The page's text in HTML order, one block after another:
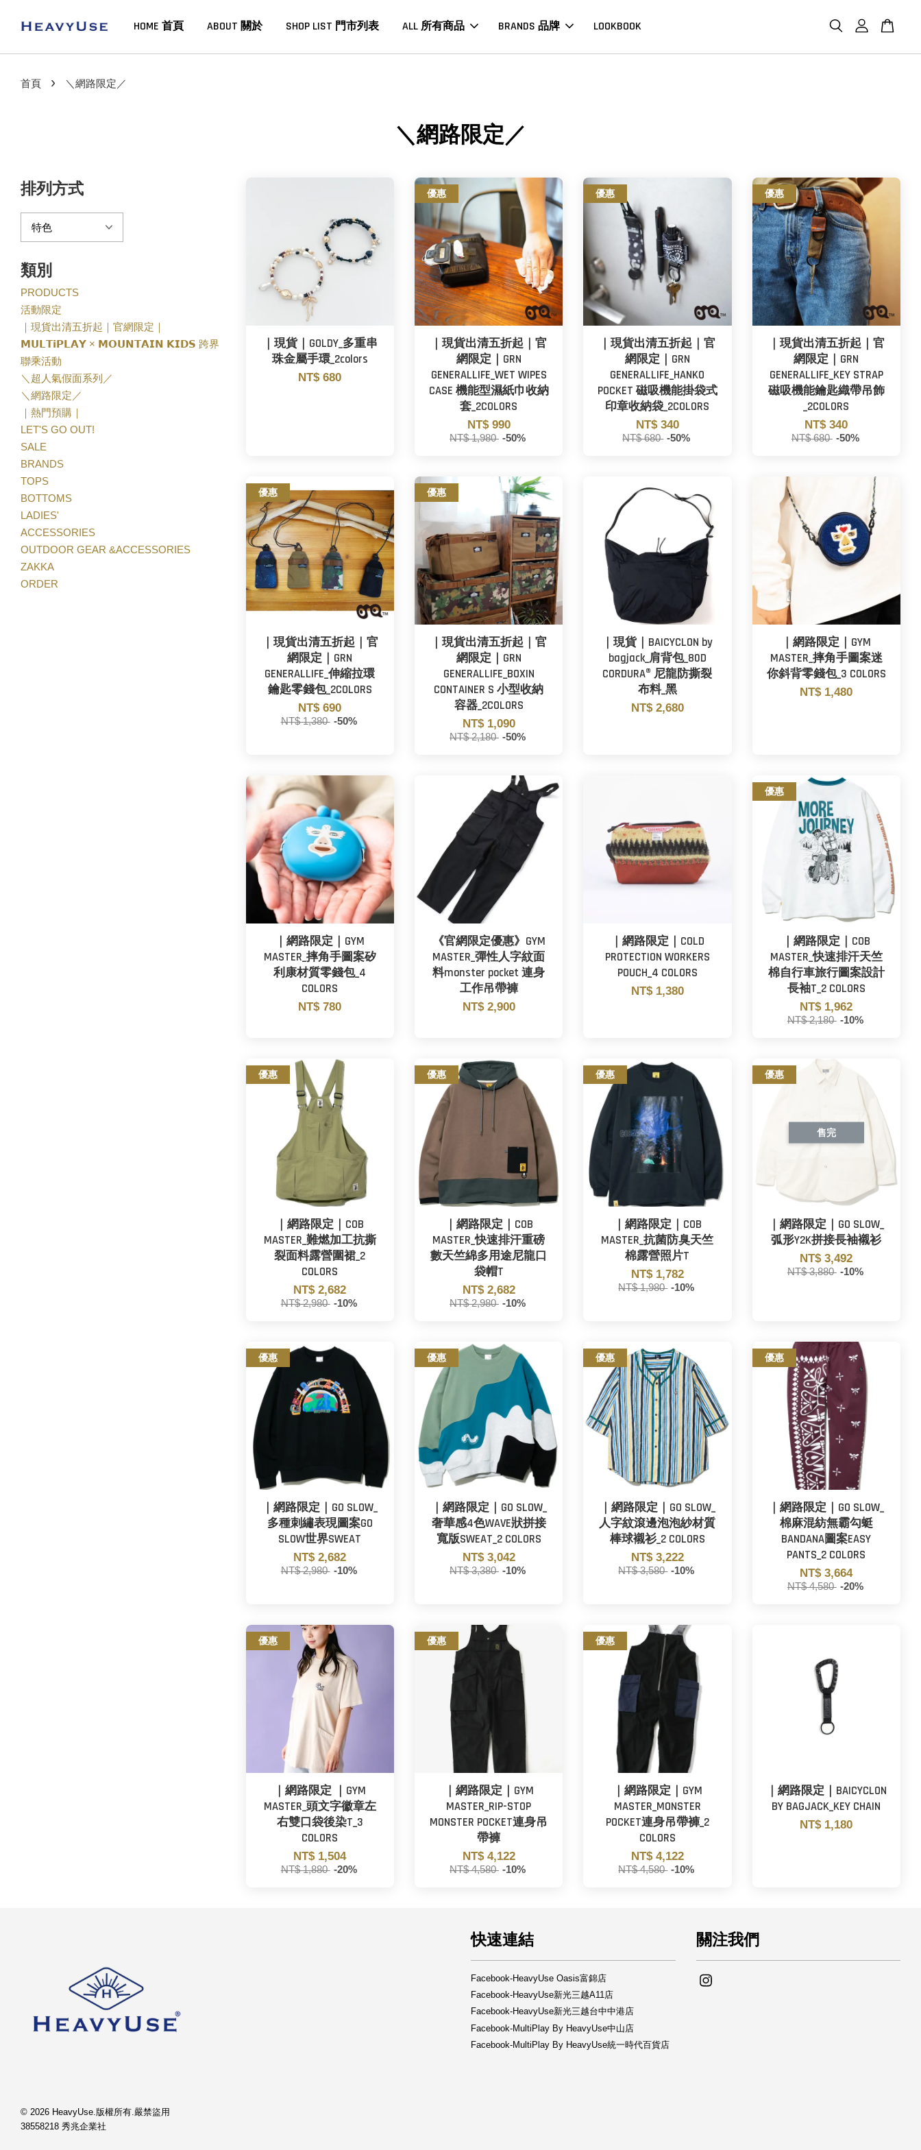
HOME 首頁 ABOUT 關於 SHOP LIST 門市列表 ALL 所有商品 BRANDS 品牌 LOOKBOOK
首頁 › ＼網路限定／
＼網路限定／
排列方式
類別
PRODUCTS
活動限定
｜現貨出清五折起｜官網限定｜
𝗠𝗨𝗟𝗧𝗶𝗣𝗟𝗔𝗬 × 𝗠𝗢𝗨𝗡𝗧𝗔𝗜𝗡 𝗞𝗜𝗗𝗦 跨界
聯乘活動
＼超人氣假面系列／
＼網路限定／
｜熱門預購｜
LET'S GO OUT!
SALE
BRANDS
TOPS
BOTTOMS
LADIES'
ACCESSORIES
OUTDOOR GEAR &ACCESSORIES
ZAKKA
ORDER
｜現貨｜GOLDY_多重串
珠金屬手環_2colors
NT$ 680
優惠
｜現貨出清五折起｜官
網限定｜GRN
GENERALLIFE_WET WIPES
CASE 機能型濕紙巾收納
套_2COLORS
NT$ 990
NT$ 1,980 -50%
優惠
｜現貨出清五折起｜官
網限定｜GRN
GENERALLIFE_HANKO
POCKET 磁吸機能掛袋式
印章收納袋_2COLORS
NT$ 340
NT$ 680 -50%
優惠
｜現貨出清五折起｜官
網限定｜GRN
GENERALLIFE_KEY STRAP
磁吸機能鑰匙織帶吊飾
_2COLORS
NT$ 340
NT$ 680 -50%
優惠
｜現貨出清五折起｜官
網限定｜GRN
GENERALLIFE_伸縮拉環
鑰匙零錢包_2COLORS
NT$ 690
NT$ 1,380 -50%
優惠
｜現貨出清五折起｜官
網限定｜GRN
GENERALLIFE_BOXIN
CONTAINER S 小型收納
容器_2COLORS
NT$ 1,090
NT$ 2,180 -50%
｜現貨｜BAICYCLON by
bagjack_肩背包_80D
CORDURA® 尼龍防撕裂
布料_黑
NT$ 2,680
｜網路限定｜GYM
MASTER_摔角手圖案迷
你斜背零錢包_3 COLORS
NT$ 1,480
｜網路限定｜GYM
MASTER_摔角手圖案矽
利康材質零錢包_4
COLORS
NT$ 780
《官網限定優惠》GYM
MASTER_彈性人字紋面
料monster pocket 連身
工作吊帶褲
NT$ 2,900
｜網路限定｜COLD
PROTECTION WORKERS
POUCH_4 COLORS
NT$ 1,380
優惠
｜網路限定｜COB
MASTER_快速排汗天竺
棉自行車旅行圖案設計
長袖T_2 COLORS
NT$ 1,962
NT$ 2,180 -10%
優惠
｜網路限定｜COB
MASTER_難燃加工抗撕
裂面料露營圍裙_2
COLORS
NT$ 2,682
NT$ 2,980 -10%
優惠
｜網路限定｜COB
MASTER_快速排汗重磅
數天竺綿多用途尼龍口
袋帽T
NT$ 2,682
NT$ 2,980 -10%
優惠
｜網路限定｜COB
MASTER_抗菌防臭天竺
棉露營照片T
NT$ 1,782
NT$ 1,980 -10%
優惠
售完
｜網路限定｜GO SLOW_
弧形Y2K拼接長袖襯衫
NT$ 3,492
NT$ 3,880 -10%
優惠
｜網路限定｜GO SLOW_
多種刺繡表現圖案GO
SLOW世界SWEAT
NT$ 2,682
NT$ 2,980 -10%
優惠
｜網路限定｜GO SLOW_
奢華感4色WAVE狀拼接
寬版SWEAT_2 COLORS
NT$ 3,042
NT$ 3,380 -10%
優惠
｜網路限定｜GO SLOW_
人字紋滾邊泡泡紗材質
棒球襯衫_2 COLORS
NT$ 3,222
NT$ 3,580 -10%
優惠
｜網路限定｜GO SLOW_
棉麻混紡無霸勾蜓
BANDANA圖案EASY
PANTS_2 COLORS
NT$ 3,664
NT$ 4,580 -20%
優惠
｜網路限定 ｜GYM
MASTER_頭文字徽章左
右雙口袋後染T_3
COLORS
NT$ 1,504
NT$ 1,880 -20%
優惠
｜網路限定｜GYM
MASTER_RIP-STOP
MONSTER POCKET連身吊
帶褲
NT$ 4,122
NT$ 4,580 -10%
優惠
｜網路限定｜GYM
MASTER_MONSTER
POCKET連身吊帶褲_2
COLORS
NT$ 4,122
NT$ 4,580 -10%
｜網路限定｜BAICYCLON
BY BAGJACK_KEY CHAIN
NT$ 1,180
© 2026 HeavyUse.版權所有.嚴禁盜用
38558218 秀兆企業社
快速連結
Facebook-HeavyUse Oasis富錦店
Facebook-HeavyUse新光三越A11店
Facebook-HeavyUse新光三越台中中港店
Facebook-MultiPlay By HeavyUse中山店
Facebook-MultiPlay By HeavyUse統一時代百貨店
關注我們